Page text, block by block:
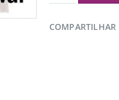
COMPARTILHAR